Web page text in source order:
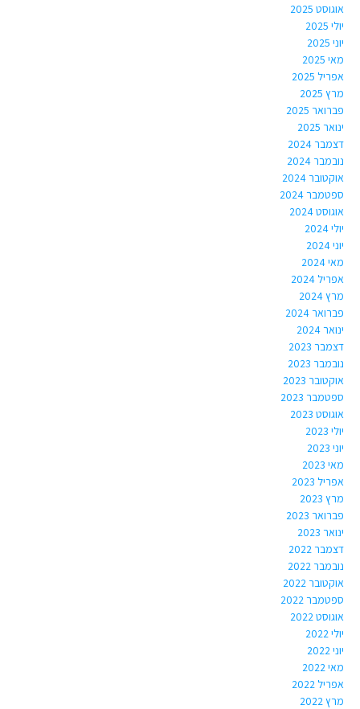
אוגוסט 2025
יולי 2025
יוני 2025
מאי 2025
אפריל 2025
מרץ 2025
פברואר 2025
ינואר 2025
דצמבר 2024
נובמבר 2024
אוקטובר 2024
ספטמבר 2024
אוגוסט 2024
יולי 2024
יוני 2024
מאי 2024
אפריל 2024
מרץ 2024
פברואר 2024
ינואר 2024
דצמבר 2023
נובמבר 2023
אוקטובר 2023
ספטמבר 2023
אוגוסט 2023
יולי 2023
יוני 2023
מאי 2023
אפריל 2023
מרץ 2023
פברואר 2023
ינואר 2023
דצמבר 2022
נובמבר 2022
אוקטובר 2022
ספטמבר 2022
אוגוסט 2022
יולי 2022
יוני 2022
מאי 2022
אפריל 2022
מרץ 2022